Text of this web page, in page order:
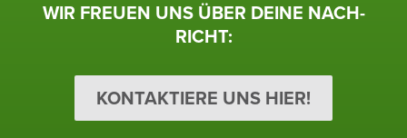
WIR FREUEN UNS ÜBER DEINE NACH­
RICHT:
KONTAKTIERE UNS HIER!